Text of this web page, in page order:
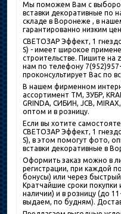
Мы поможем Вам с
вставки декоративные по
складе в Воронеже , в
гарантированно низким
СВЕТОЗАР Эффект, 1
S) - имеет широкое
строительстве. Пишите на
нам по телефону
проконсультирует Вас по
В нашем фирменном
ассортимент ТМ, ЗУБР,
GRINDA, СИБИН, JCB,
оптом и в розницу.
Если вы хотите
СВЕТОЗАР Эффект, 1
S), в этом помогут фото,
вставки декоративные в
Оформить заказ можно в
регистрации, при каждой
бонусы) или через быстрый
Кратчайшие сроки
наличии) и в розницу (до
выдаем, по будням).